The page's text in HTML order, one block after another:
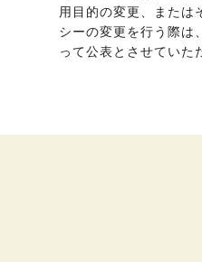
用目的の変更、または
シーの変更を行う際は
って公表とさせていた